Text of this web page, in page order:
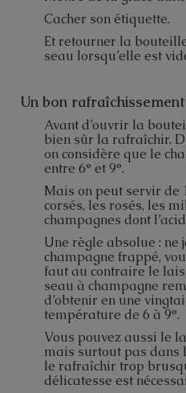
Cacher son étiquette.
Et retourner la
seau lorsqu’elle est
Un bon
Avant d’ouvrir la
bien sûr la rafraîchir.
on considère que le
entre 6° et 9°.
Mais on peut servir de
corsés, les rosés, les
champagnes dont
Une règle absolue : ne
champagne frappé,
faut au contraire le
seau à champagne
d’obtenir en une
température de 6 à 9°.
Vous pouvez aussi le
mais surtout pas dans
le rafraîchir trop
délicatesse est